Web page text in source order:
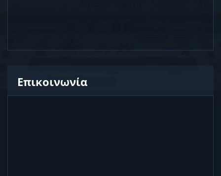
Επικοινωνία